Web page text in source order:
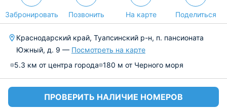
Забронировать Позвонить На карте Поделиться
Краснодарский край, Туапсинский р-н, п. пансионата
Южный, д. 9 — Посмотреть на карте
5.3 км от центра города 180 м от Черного моря
ПРОВЕРИТЬ НАЛИЧИЕ НОМЕРОВ